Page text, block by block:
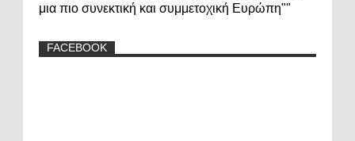
μια πιο συνεκτική και συμμετοχική Ευρώπη""
FACEBOOK